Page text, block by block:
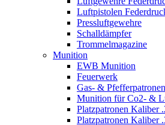
Luftpistolen
Pressluftgewehre
Schalldämpfer
Trommelmagazine
Munition
EWB Munition
Feuerwerk
Gas- & Pfefferpatronen
Munition für Co2- &
Platzpatronen Kaliber
Platzpatronen Kaliber